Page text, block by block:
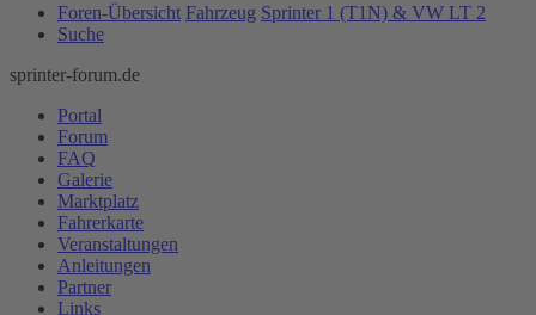
Foren-Übersicht Fahrzeug Sprinter 1 (T1N) & VW LT 2
Suche
sprinter-forum.de
Portal
Forum
FAQ
Galerie
Marktplatz
Fahrerkarte
Veranstaltungen
Anleitungen
Partner
Links